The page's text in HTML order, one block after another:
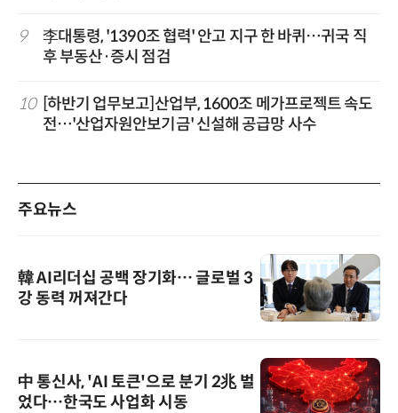
9
李대통령, '1390조 협력' 안고 지구 한 바퀴…귀국 직
후 부동산·증시 점검
10 [하반기 업무보고]산업부, 1600조 메가프로젝트 속도
전…'산업자원안보기금' 신설해 공급망 사수
주요뉴스
韓 AI리더십 공백 장기화… 글로벌 3
강 동력 꺼져간다
中 통신사, 'AI 토큰'으로 분기 2兆 벌
었다…한국도 사업화 시동